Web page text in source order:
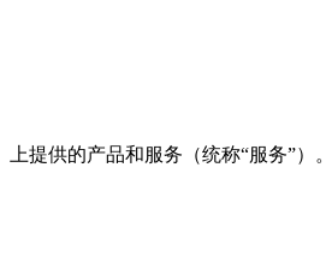
上提供的产品和服务（统称“服务”）。